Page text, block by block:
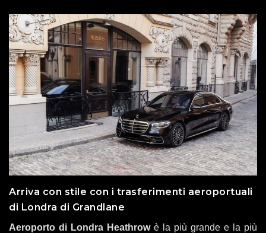
Arriva con stile con i trasferimenti aeroportuali
di Londra di Grandlane
Aeroporto di Londra Heathrow è la più grande e la più